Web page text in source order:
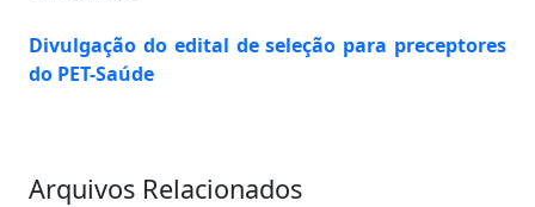
Divulgação do edital de seleção para preceptores
do PET-Saúde
Arquivos Relacionados